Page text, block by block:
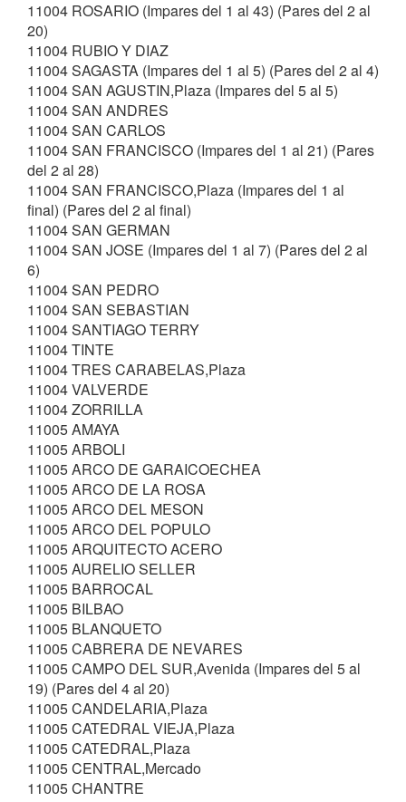
11004 ROSARIO (Impares del 1 al 43) (Pares del 2 al
20)
11004 RUBIO Y DIAZ
11004 SAGASTA (Impares del 1 al 5) (Pares del 2 al 4)
11004 SAN AGUSTIN,Plaza (Impares del 5 al 5)
11004 SAN ANDRES
11004 SAN CARLOS
11004 SAN FRANCISCO (Impares del 1 al 21) (Pares
del 2 al 28)
11004 SAN FRANCISCO,Plaza (Impares del 1 al
final) (Pares del 2 al final)
11004 SAN GERMAN
11004 SAN JOSE (Impares del 1 al 7) (Pares del 2 al
6)
11004 SAN PEDRO
11004 SAN SEBASTIAN
11004 SANTIAGO TERRY
11004 TINTE
11004 TRES CARABELAS,Plaza
11004 VALVERDE
11004 ZORRILLA
11005 AMAYA
11005 ARBOLI
11005 ARCO DE GARAICOECHEA
11005 ARCO DE LA ROSA
11005 ARCO DEL MESON
11005 ARCO DEL POPULO
11005 ARQUITECTO ACERO
11005 AURELIO SELLER
11005 BARROCAL
11005 BILBAO
11005 BLANQUETO
11005 CABRERA DE NEVARES
11005 CAMPO DEL SUR,Avenida (Impares del 5 al
19) (Pares del 4 al 20)
11005 CANDELARIA,Plaza
11005 CATEDRAL VIEJA,Plaza
11005 CATEDRAL,Plaza
11005 CENTRAL,Mercado
11005 CHANTRE